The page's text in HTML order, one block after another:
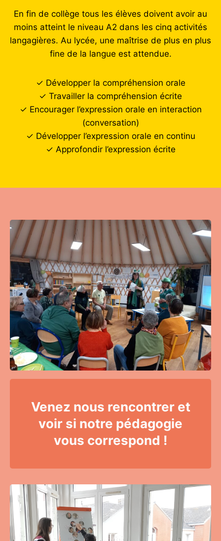
En fin de collège tous les élèves doivent avoir au
moins atteint le niveau A2 dans les cinq activités
langagières. Au lycée, une maîtrise de plus en plus
fine de la langue est attendue.
✓ Développer la compréhension orale
✓ Travailler la compréhension écrite
✓ Encourager l’expression orale en interaction
(conversation)
✓ Développer l’expression orale en continu
✓ Approfondir l’expression écrite
Venez nous rencontrer et
voir si notre pédagogie
vous correspond !